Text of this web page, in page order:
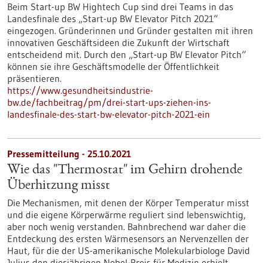
Beim Start-up BW Hightech Cup sind drei Teams in das
Landesfinale des „Start-up BW Elevator Pitch 2021“
eingezogen. Gründerinnen und Gründer gestalten mit ihren
innovativen Geschäftsideen die Zukunft der Wirtschaft
entscheidend mit. Durch den „Start-up BW Elevator Pitch“
können sie ihre Geschäftsmodelle der Öffentlichkeit
präsentieren.
https://www.gesundheitsindustrie-
bw.de/fachbeitrag/pm/drei-start-ups-ziehen-ins-
landesfinale-des-start-bw-elevator-pitch-2021-ein
Pressemitteilung - 25.10.2021
Wie das "Thermostat" im Gehirn drohende
Überhitzung misst
Die Mechanismen, mit denen der Körper Temperatur misst
und die eigene Körperwärme reguliert sind lebenswichtig,
aber noch wenig verstanden. Bahnbrechend war daher die
Entdeckung des ersten Wärmesensors an Nervenzellen der
Haut, für die der US-amerikanische Molekularbiologe David